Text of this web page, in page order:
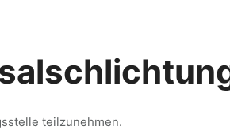
teilzunehmen.